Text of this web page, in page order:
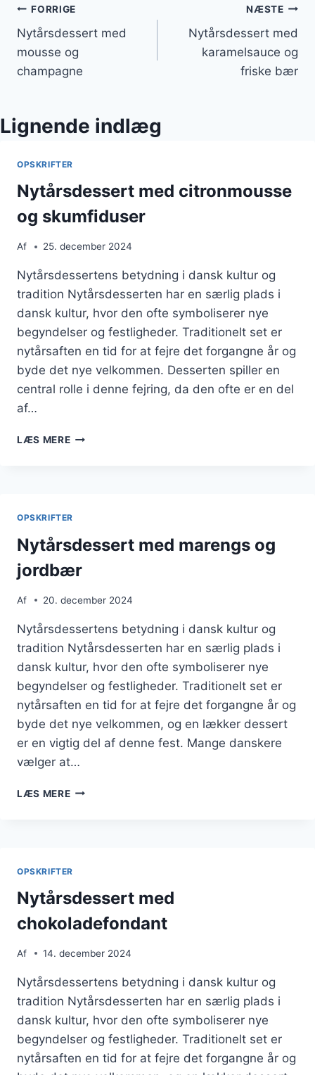
Indlægsnavigation
FORRIGE
Nytårsdessert med
mousse og
champagne
NÆSTE
Nytårsdessert med
karamelsauce og
friske bær
Lignende indlæg
OPSKRIFTER
Nytårsdessert med citronmousse
og skumfiduser
Af 25. december 2024
Nytårsdessertens betydning i dansk kultur og
tradition Nytårsdesserten har en særlig plads i
dansk kultur, hvor den ofte symboliserer nye
begyndelser og festligheder. Traditionelt set er
nytårsaften en tid for at fejre det forgangne år og
byde det nye velkommen. Desserten spiller en
central rolle i denne fejring, da den ofte er en del
af…
LÆS MERENYTÅRSDESSERT
OPSKRIFTER
Nytårsdessert med marengs og
jordbær
Af 20. december 2024
Nytårsdessertens betydning i dansk kultur og
tradition Nytårsdesserten har en særlig plads i
dansk kultur, hvor den ofte symboliserer nye
begyndelser og festligheder. Traditionelt set er
nytårsaften en tid for at fejre det forgangne år og
byde det nye velkommen, og en lækker dessert
er en vigtig del af denne fest. Mange danskere
vælger at…
LÆS MERENYTÅRSDESSERT
OPSKRIFTER
Nytårsdessert med
chokoladefondant
Af 14. december 2024
Nytårsdessertens betydning i dansk kultur og
tradition Nytårsdesserten har en særlig plads i
dansk kultur, hvor den ofte symboliserer nye
begyndelser og festligheder. Traditionelt set er
nytårsaften en tid for at fejre det forgangne år og